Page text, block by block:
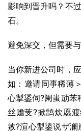
影响到晋升吗？不
石。
避免深交，但需要与
当你新进公司时，
如：邀请同事稀薄
心掣鋈伺?阑蚩劢
丝赡芰?掀鹄炊愿
敫?渲心掣鋈说ザ